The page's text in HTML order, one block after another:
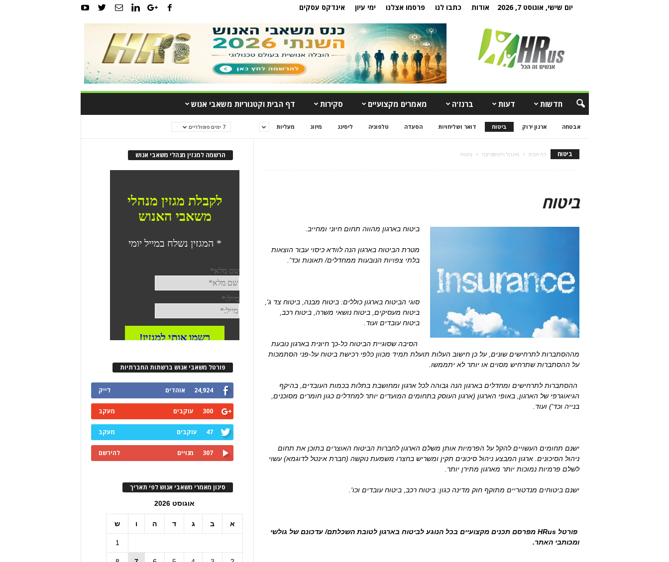
יום שישי, אוגוסט 7, 2026 אודות כתבו לנו פרסמו אצלנו ימי עיון אינדקס עסקים
חדשות דעות ברנז'ה מאמרים מקצועיים סקירות דף הבית וקטגוריות משאבי אנוש
אבטחה ארגון ירוק ביטוח דואר ושליחויות הסעדה טלפוניה ליסינג מיזוג מעליות 7 ימים פופולריים
ביטוח דף הבית מינהל ולוגיסטיקה ביטוח
ביטוח
ביטוח בארגון מהווה תחום חיוני ומחייב.
מטרת הביטוח בארגון הנה לוודא כיסוי עבור הוצאות
בלתי צפויות הנובעות ממחדלים/ תאונות וכד'.
סוגי הביטוח בארגון כוללים: ביטוח מבנה, ביטוח צד ג',
ביטוח מעסיקים, ביטוח נושאי משרה, ביטוח רכב,
ביטוח עובדים ועוד.
הסיבה שסוגיית הביטוח כל-כך חיונית בארגון נובעת
מההסתברות לתרחישים שונים, על כן חישוב העלות תועלת תמיד מכוון כלפי רכישת ביטוח על-פני הסתמכות
על ההסתברות שתרחיש מסוים או יותר לא יתממשו.
ההסתברות לתרחישים ומחדלים בארגון הנה גבוהה לכל ארגון ומחושבת בתלות בכמות העובדים, בהיקף
הגיאוגרפי של הארגון, באופי הארגון (ארגון העוסק בתחומים המועדים יותר למחדלים כגון חומרים מסוכנים,
בנייה וכד') ועוד.
ישנם תחומים העשויים להקל על הפרמיות אותן משלם הארגון לחברות הביטוח האוצרים בתוכן את תחום
ניהול הסיכונים. ארגון המבצע ניהול סיכונים תקין ומשריש בחצרו משמעת נוקשה (חברת אינטל לדוגמא) עשוי
לשלם פרמיות נמוכות יותר מארגון מתירן יותר.
ישנם ביטוחים מנדטוריים מתוקף חוק מדינה כגון: ביטוח רכב, ביטוח עובדים וכו'.
פורטל HRus מפרסם תכנים מקצועיים בכל הנוגע לביטוח בארגון לטובת השכלתם/ עדכונם של גולשי
ומכותבי האתר.
הרשמה למגזין מנהלי משאבי אנוש
פורטל משאבי אנוש ברשתות החברתיות
24,924 אוהדים לייק
300 עוקבים מעקב
47 עוקבים מעקב
307 מנויים להירשם
סינון מאמרי משאבי אנוש לפי תאריך
אוגוסט 2026
א ב ג ד ה ו ש
1